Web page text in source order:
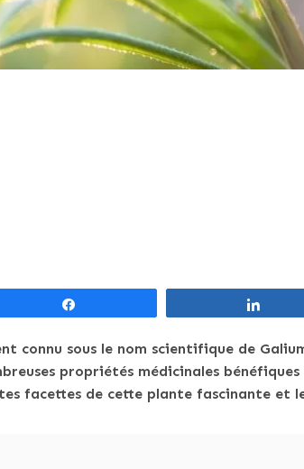
connu sous le nom scientifique de
propriétés médicinales
facettes de cette plante fascinante et